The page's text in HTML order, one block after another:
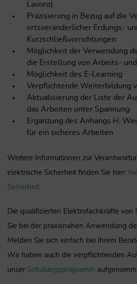
Lavoro)
Präzisierung in Bezug auf die
ortsveränderlicher Erdungs-
Kurzschließvorrichtungen
Möglichkeit der Verwendung
die Erstellung von Arbeits-
Möglichkeit des E-Learning
Verpflichtende Weiterbildung
Aktualisierung der Liste der
das Arbeiten unter Spannung
Ergänzung des Anhangs H:
für ein sicheres Arbeiten
Weitere Informationen zur
elektrische Sicherheit finden Sie hier:
Sicherheit
Die qualifizierten Elektrofachkräfte von
Sie bei der praxisnahen Anwendung
Melden Sie sich einfach bei Ihrem
Wir haben auch die verpflichtenden
unser Schulungsprogramm